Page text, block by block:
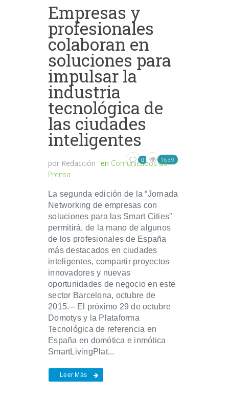
Empresas y
profesionales
colaboran en
soluciones para
impulsar la
industria
tecnológica de
las ciudades
inteligentes
por Redacción en Comunicados de
Prensa
0 1639
La segunda edición de la “Jornada
Networking de empresas con
soluciones para las Smart Cities”
permitirá, de la mano de algunos
de los profesionales de España
más destacados en ciudades
inteligentes, compartir proyectos
innovadores y nuevas
oportunidades de negocio en este
sector Barcelona, octubre de
2015.─ El próximo 29 de octubre
Domotys y la Plataforma
Tecnológica de referencia en
España en domótica e inmótica
SmartLivingPlat...
Leer Más